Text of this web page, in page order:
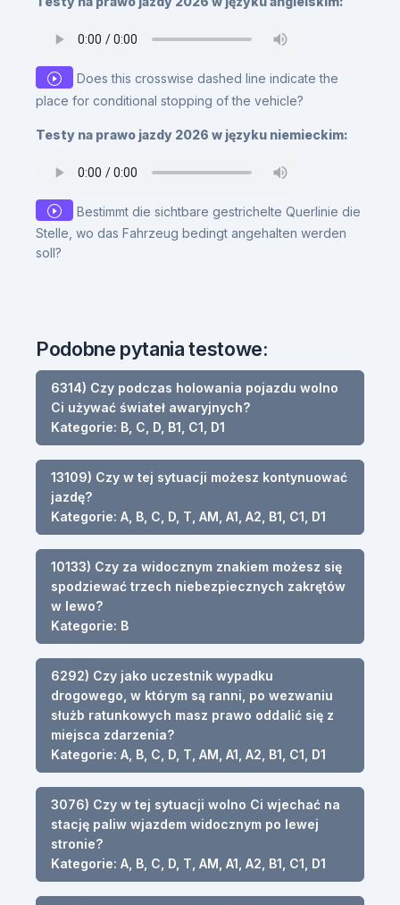
Does this crosswise dashed line indicate the
place for conditional stopping of the vehicle?
Testy na prawo jazdy 2026 w języku niemieckim:
Bestimmt die sichtbare gestrichelte Querlinie die
Stelle, wo das Fahrzeug bedingt angehalten werden
soll?
Podobne pytania testowe:
6314) Czy podczas holowania pojazdu wolno
Ci używać świateł awaryjnych?
Kategorie: B, C, D, B1, C1, D1
13109) Czy w tej sytuacji możesz kontynuować
jazdę?
Kategorie: A, B, C, D, T, AM, A1, A2, B1, C1, D1
10133) Czy za widocznym znakiem możesz się
spodziewać trzech niebezpiecznych zakrętów
w lewo?
Kategorie: B
6292) Czy jako uczestnik wypadku
drogowego, w którym są ranni, po wezwaniu
służb ratunkowych masz prawo oddalić się z
miejsca zdarzenia?
Kategorie: A, B, C, D, T, AM, A1, A2, B1, C1, D1
3076) Czy w tej sytuacji wolno Ci wjechać na
stację paliw wjazdem widocznym po lewej
stronie?
Kategorie: A, B, C, D, T, AM, A1, A2, B1, C1, D1